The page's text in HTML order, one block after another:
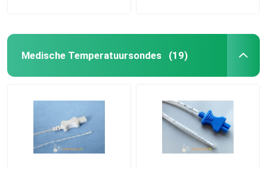
Ongeveer ons
Fabrieksreis
Kwaliteitscontrole
Medische Temperatuursondes (19)